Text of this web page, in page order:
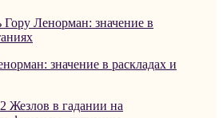
значение в раскладах и